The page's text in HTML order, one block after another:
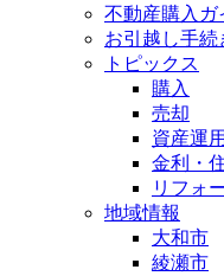
不動産購入ガ
お引越し手続
トピックス
購入
売却
資産運用
金利・
リフォ
地域情報
大和市
綾瀬市